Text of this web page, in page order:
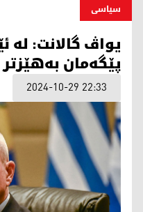
سیاسی
یواڤ گالانت: لە
پێگەمان
2024-10-29 22:33